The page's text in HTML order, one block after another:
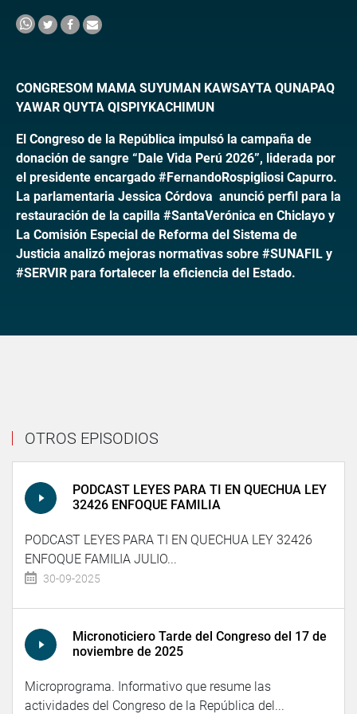
CONGRESOM MAMA SUYUMAN KAWSAYTA QUNAPAQ
YAWAR QUYTA QISPIYKACHIMUN
El Congreso de la República impulsó la campaña de
donación de sangre “Dale Vida Perú 2026”, liderada por
el presidente encargado #FernandoRospigliosi Capurro.
La parlamentaria Jessica Córdova anunció perfil para la
restauración de la capilla #SantaVerónica en Chiclayo y
La Comisión Especial de Reforma del Sistema de
Justicia analizó mejoras normativas sobre #SUNAFIL y
#SERVIR para fortalecer la eficiencia del Estado.
OTROS EPISODIOS
PODCAST LEYES PARA TI EN QUECHUA LEY
32426 ENFOQUE FAMILIA
PODCAST LEYES PARA TI EN QUECHUA LEY 32426
ENFOQUE FAMILIA JULIO...
30-09-2025
Micronoticiero Tarde del Congreso del 17 de
noviembre de 2025
Microprograma. Informativo que resume las
actividades del Congreso de la República del...